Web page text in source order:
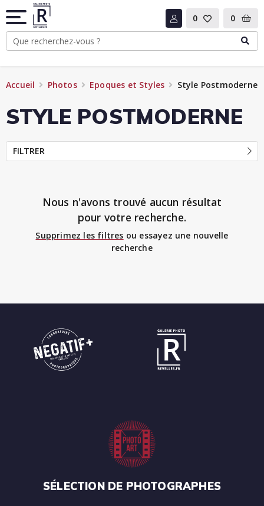
0 0
Accueil Photos Epoques et Styles Style Postmoderne
STYLE POSTMODERNE
FILTRER
Nous n'avons trouvé aucun résultat
pour votre recherche.
Supprimez les filtres ou essayez une nouvelle
recherche
SÉLECTION DE PHOTOGRAPHES